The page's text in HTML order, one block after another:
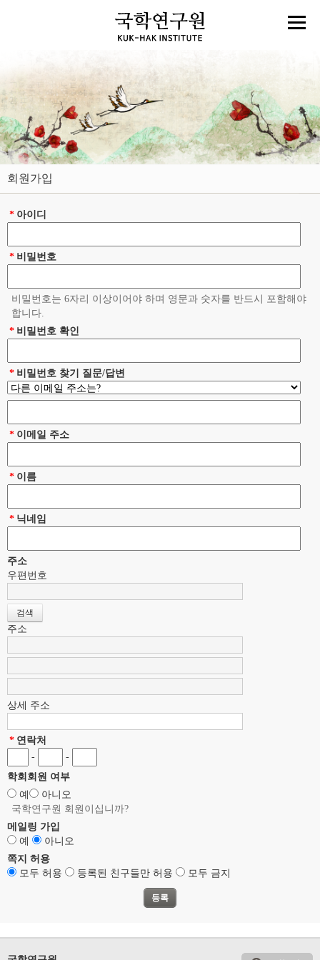
회원가입
아이디
*
비밀번호
*
비밀번호는 6자리 이상이어야 하며 영문과 숫자를 반드시 포함해야
합니다.
비밀번호 확인
*
* 비밀번호 찾기 질문/답변
* 이메일 주소
* 이름
* 닉네임
주소
우편번호
주소
상세 주소
* 연락처
-
-
학회회원 여부
예
아니오
국학연구원 회원이십니까?
메일링 가입
예
아니오
쪽지 허용
모두 허용
등록된 친구들만 허용 모두 금지